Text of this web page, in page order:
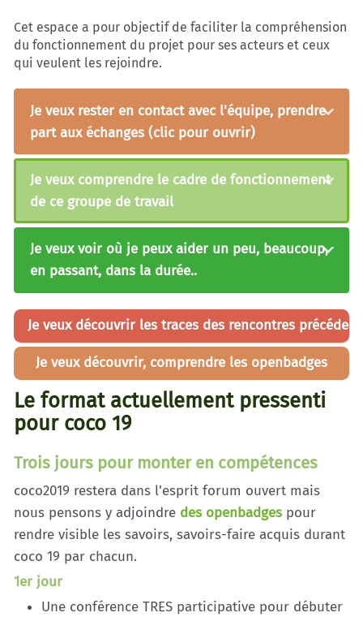
Cet espace a pour objectif de faciliter la compréhension
du fonctionnement du projet pour ses acteurs et ceux
qui veulent les rejoindre.
Je veux rester en contact avec l'équipe, prendre
part aux échanges (clic pour ouvrir)
Je veux comprendre le cadre de fonctionnement
de ce groupe de travail
Je veux voir où je peux aider un peu, beaucoup,
en passant, dans la durée..
Je veux découvrir les traces des rencontres
Je veux découvrir, comprendre les openbadges
Le format actuellement pressenti
pour coco 19
Trois jours pour monter en compétences
coco2019 restera dans l'esprit forum ouvert mais
nous pensons y adjoindre des openbadges pour
rendre visible les savoirs, savoirs-faire acquis durant
coco 19 par chacun.
1er jour
Une conférence TRES participative pour débuter